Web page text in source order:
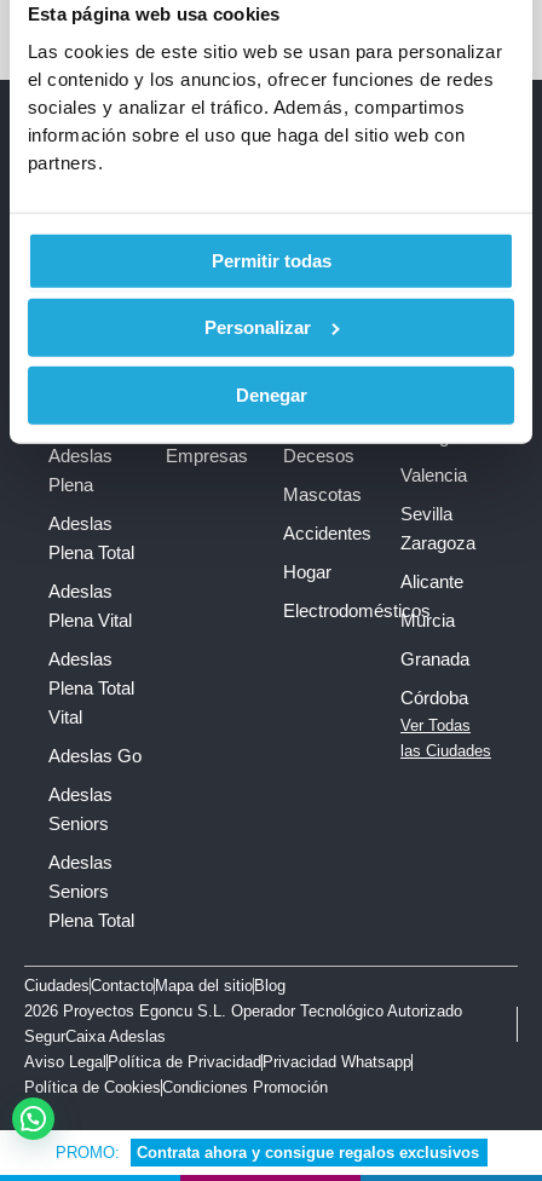
Esta página web usa cookies
Las cookies de este sitio web se usan para personalizar
el contenido y los anuncios, ofrecer funciones de redes
sociales y analizar el tráfico. Además, compartimos
información sobre el uso que haga del sitio web con
partners.
Permitir todas
Personalizar
Denegar
CONTRATACIONES
24H
Te
Calcula
Particulares
Adeslas
Plena
Adeslas
Plena Total
Adeslas
Plena Vital
Adeslas
Plena Total
Vital
Adeslas Go
Adeslas
Seniors
Adeslas
Seniors
Plena Total
Negocios
Pymes &
Autónomos
Empresas
Más
Seguros
Adeslas
Decesos
Mascotas
Accidentes
Hogar
Electrodomésticos
Madrid
Valencia
Sevilla
Zaragoza
Alicante
Murcia
Granada
Córdoba
Ver Todas
las Ciudades
CiudadesContacto Mapa del sitio Blog
2026 Proyectos Egoncu S.L. Operador Tecnológico Autorizado
SegurCaixa Adeslas
Aviso Legal Política de Privacidad Privacidad Whatsapp
Política de CookiesCondiciones Promoción
PROMO: Contrata ahora y consigue regal os excl usivos